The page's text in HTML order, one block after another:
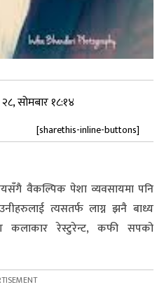
सोमबार १८:१४
[sharethis-inline-buttons]
वैकल्पिक पेशा व्यवसायमा पनि
त्यसतर्फ लाग्न झनै बाध्य
कलाकार रेस्टुरेन्ट, कफी सपको